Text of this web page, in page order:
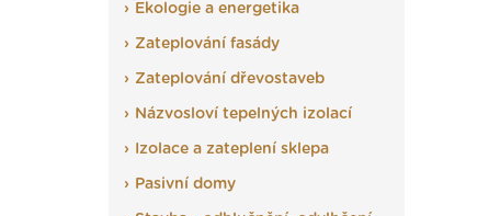
Ekologie a energetika
Zateplování fasády
Zateplování dřevostaveb
Názvosloví tepelných izolací
Izolace a zateplení sklepa
Pasivní domy